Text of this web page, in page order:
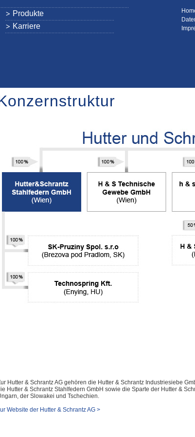
Produkte
Karriere
Hutter & Schrantz AG gehören die Hutter & Schrantz Industriesiebe
Hutter & Schrantz Stahlfedern GmbH sowie die Sparte der Hutter &
der Slowakei und Tschechien.
Website der Hutter & Schrantz AG >